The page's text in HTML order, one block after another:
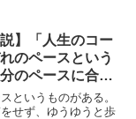
】「人生のコー
のペースという
のペースに合わ
疲れすぎをせ
を進めて、とに
というものがある。
せず、ゆうゆうと歩